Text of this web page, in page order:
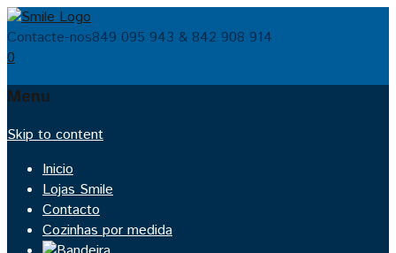
Contacte-nos849 095 943 & 842 908 914
0
Menu
Skip to content
Inicio
Lojas Smile
Contacto
Cozinhas por medida